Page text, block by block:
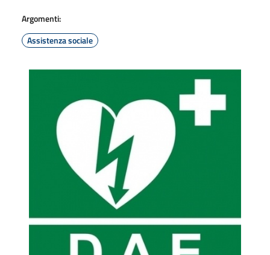
Argomenti:
Assistenza sociale